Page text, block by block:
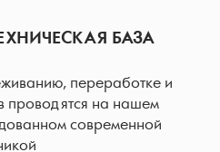
БАЗА
переработке и
проводятся на нашем
современной